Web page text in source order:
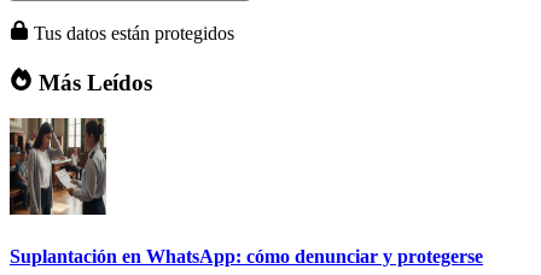
Tus datos están protegidos
Más Leídos
Suplantación en WhatsApp: cómo denunciar y protegerse